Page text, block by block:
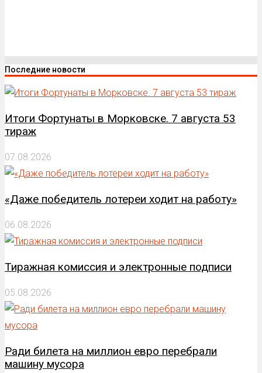
Последние новости
Итоги Фортунаты в Морковске. 7 августа 53
тираж
07.08.2026
«Даже победитель лотереи ходит на работу»
06.08.2026
Тиражная комиссия и электронные подписи
05.08.2026
Ради билета на миллион евро перебрали
машину мусора